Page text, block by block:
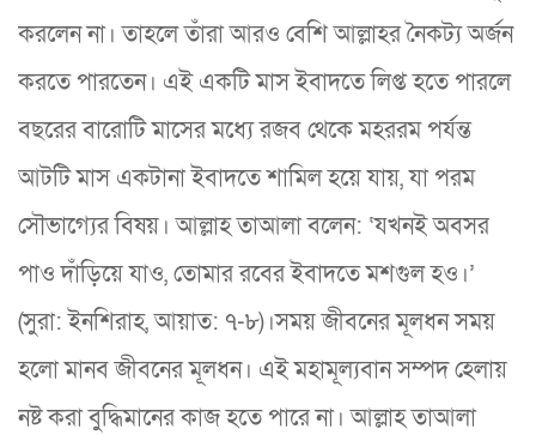
করলেন না। তাহলে তাঁরা আরও বেশি আল্লাহর নৈকট্য অর্জন
করতে পারতেন। এই একটি মাস ইবাদতে লিপ্ত হতে পারলে
বছরের বারোটি মাসের মধ্যে রজব থেকে মহররম পর্যন্ত
আটটি মাস একটানা ইবাদতে শামিল হয়ে যায়, যা পরম
সৌভাগ্যের বিষয়। আল্লাহ তাআলা বলেন: ‘যখনই অবসর
পাও দাঁড়িয়ে যাও, তোমার রবের ইবাদতে মশগুল হও।’
(সুরা: ইনশিরাহ, আয়াত: ৭-৮)।সময় জীবনের মূলধন সময়
হলো মানব জীবনের মূলধন। এই মহামূল্যবান সম্পদ হেলায়
নষ্ট করা বুদ্ধিমানের কাজ হতে পারে না। আল্লাহ তাআলা